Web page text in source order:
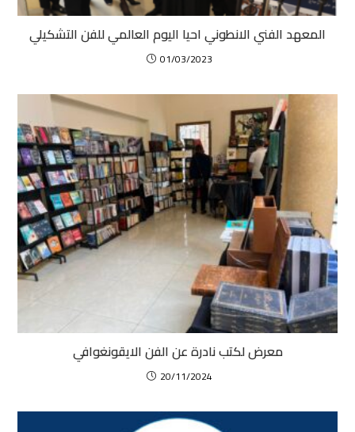
المعهد الفني الانطوني احيا اليوم العالمي للفن التشكيلي
01/03/2023
معرض لكتب نادرة عن الفن الايقونغوافي
20/11/2024